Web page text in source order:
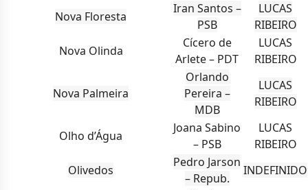
Nova Floresta
Iran Santos –
PSB
LUCAS
RIBEIRO
Nova Olinda
Cícero de
Arlete – PDT
LUCAS
RIBEIRO
Nova Palmeira
Orlando
Pereira –
MDB
LUCAS
RIBEIRO
Olho d’Água
Joana Sabino
– PSB
LUCAS
RIBEIRO
Olivedos
Pedro Jarson
– Repub.
INDEFINIDO